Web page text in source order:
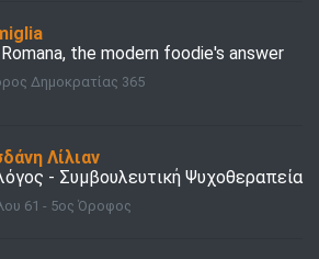
Romana, the modern foodie's answer
Δημοκρατίας 365
Λίλιαν
- Συμβουλευτική Ψυχοθεραπεία
61 - 5ος Όροφος